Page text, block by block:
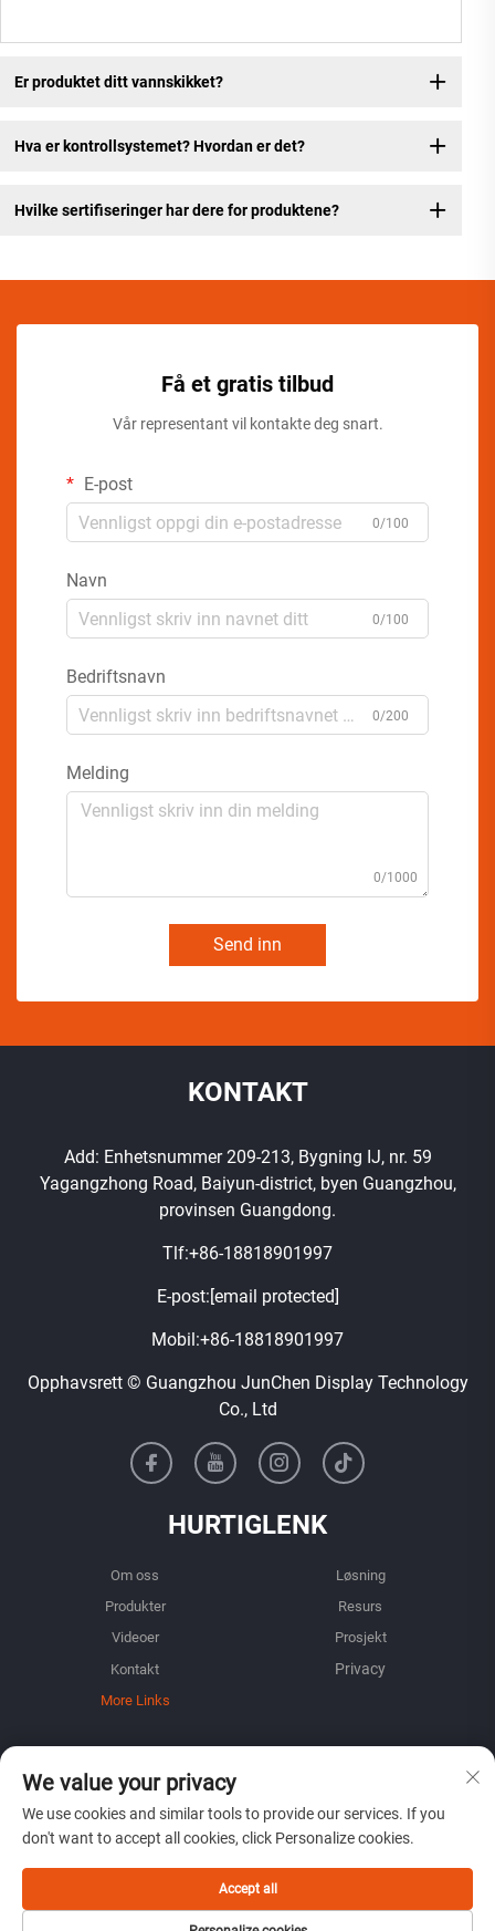
Er produktet ditt vannskikket?
Hva er kontrollsystemet? Hvordan er det?
Hvilke sertifiseringer har dere for produktene?
Få et gratis tilbud
Vår representant vil kontakte deg snart.
E-post
0/100
Navn
0/100
Bedriftsnavn
0/200
Melding
0/1000
Send inn
KONTAKT
Add: Enhetsnummer 209-213, Bygning IJ, nr. 59
Yagangzhong Road, Baiyun-district, byen Guangzhou,
provinsen Guangdong.
Tlf:+86-18818901997
E-post: [email protected]
Mobil:+86-18818901997
Opphavsrett © Guangzhou JunChen Display Technology
Co., Ltd
HURTIGLENK
Om oss
Løsning
Produkter
Resurs
Videoer
Prosjekt
Kontakt
More Links
Registrer deg for å motta vårt ukentlige nyhetsbrev
Send inn
We value your privacy
We use cookies and similar tools to provide our services. If you
don't want to accept all cookies, click Personalize cookies.
Accept all